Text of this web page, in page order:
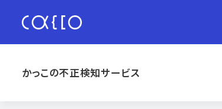
かっこの不正検知サービス